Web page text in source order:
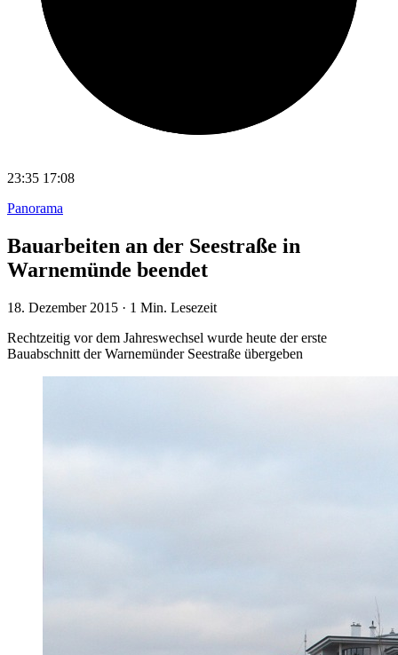
23:35 17:08
Panorama
Bauarbeiten an der Seestraße in
Warnemünde beendet
18. Dezember 2015 · 1 Min. Lesezeit
Rechtzeitig vor dem Jahreswechsel wurde heute der erste
Bauabschnitt der Warnemünder Seestraße übergeben